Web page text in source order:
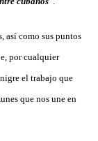
así como sus puntos
por cualquier
el trabajo que
que nos une en